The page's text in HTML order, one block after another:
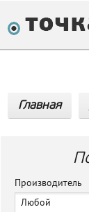
Главная
Производитель
Любой